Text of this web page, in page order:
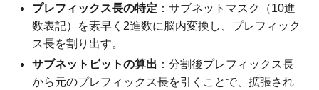
プレフィックス長の特定 ：サブネットマスク（10進
数表記）を素早く2進数に脳内変換し、プレフィック
ス長を割り出す。
サブネットビットの算出 ：分割後プレフィックス長
から元のプレフィックス長を引くことで、拡張され